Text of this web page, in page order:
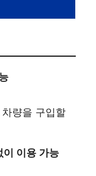
량을 구입할
이 이용 가능